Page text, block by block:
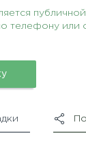
телефону или